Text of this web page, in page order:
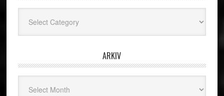
ARKIV